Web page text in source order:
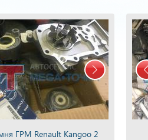
ГРМ Renault Kangoo 2